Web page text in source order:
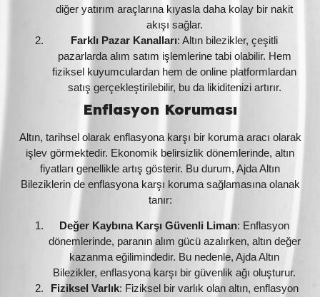
diğer yatırım araçlarına kıyasla daha kolay bir nakit
akışı sağlar.
Farklı Pazar Kanalları: Altın bilezikler, çeşitli
pazarlarda alım satım işlemlerine tabi olabilir. Hem
fiziksel kuyumculardan hem de online platformlardan
satış gerçekleştirilebilir, bu da likiditenizi artırır.
Enflasyon Koruması
Altın, tarihsel olarak enflasyona karşı bir koruma aracı olarak
işlev görmektedir. Ekonomik belirsizlik dönemlerinde, altın
fiyatları genellikle artış gösterir. Bu durum, Ajda Altın
Bileziklerin de enflasyona karşı koruma sağlamasına olanak
tanır:
Değer Kaybına Karşı Güvenli Liman: Enflasyon
dönemlerinde, paranın alım gücü azalırken, altın değer
kazanma eğilimindedir. Bu nedenle, Ajda Altın
Bilezikler, enflasyona karşı bir güvenlik ağı oluşturur.
Fiziksel Varlık: Fiziksel bir varlık olan altın, enflasyon